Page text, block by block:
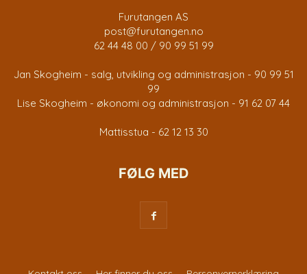
Furutangen AS
post@furutangen.no
62 44 48 00 / 90 99 51 99
Jan Skogheim - salg, utvikling og administrasjon - 90 99 51
99
Lise Skogheim - økonomi og administrasjon - 91 62 07 44
Mattisstua - 62 12 13 30
FØLG MED